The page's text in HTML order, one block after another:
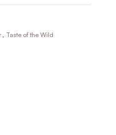
, Taste of the Wild